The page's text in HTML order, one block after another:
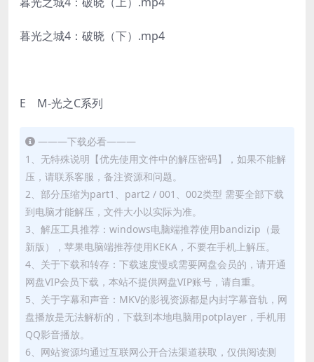
暮光之城4：破晓（下）.mp4
E M-光之C系列
———下载必看———
1、无特殊说明【优先使用文件中的解压密码】，如果不能解
压，请联系客服，备注资源和问题。
2、部分压缩为part1、part2 / 001、002类型 需要全部下载
到电脑才能解压，文件大小以实际为准。
3、解压工具推荐：windows电脑端推荐使用bandizip（最
新版），苹果电脑端推荐使用KEKA，不要在手机上解压。
4、关于下载和转存：下载速度慢或需要网盘会员的，请开通
网盘VIP会员下载，本站不提供网盘VIP账号，请自重。
5、关于字幕和声音：MKV的影视资源都是内封字幕音轨，网
盘播放是无法解析的，下载到本地电脑用potplayer，手机用
QQ影音播放。
6、网站资源均通过互联网公开合法渠道获取，仅供阅读测